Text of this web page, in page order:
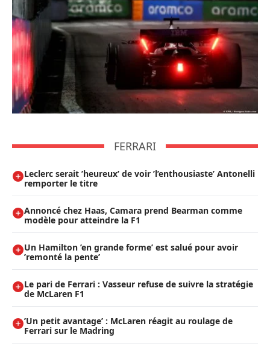
FERRARI
Leclerc serait ’heureux’ de voir ’l’enthousiaste’ Antonelli
remporter le titre
Annoncé chez Haas, Camara prend Bearman comme
modèle pour atteindre la F1
Un Hamilton ’en grande forme’ est salué pour avoir
’remonté la pente’
Le pari de Ferrari : Vasseur refuse de suivre la stratégie
de McLaren F1
’Un petit avantage’ : McLaren réagit au roulage de
Ferrari sur le Madring